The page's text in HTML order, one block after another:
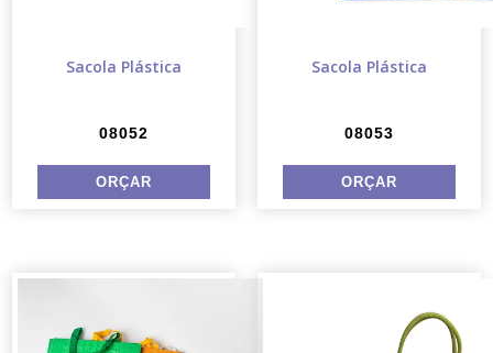
Sacola Plástica
08052
Sacola Plástica
08053